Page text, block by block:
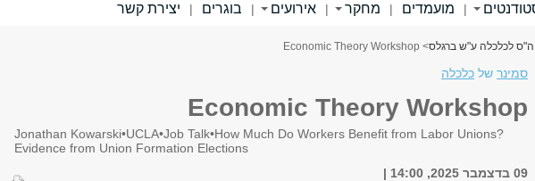
| מועמדים | מחקר | אירועים | בוגרים | יצירת קשר
לכלכלה ע"ש ברגלס> Economic Theory Workshop
סמינר של כלכלה
Economic Theory Workshop
Jonathan Kowarski•UCLA•Job Talk•How Much Do Workers Benefit from Labor Unions?
Evidence from Union Formation Elections
09 בדצמבר 2025, 14:00